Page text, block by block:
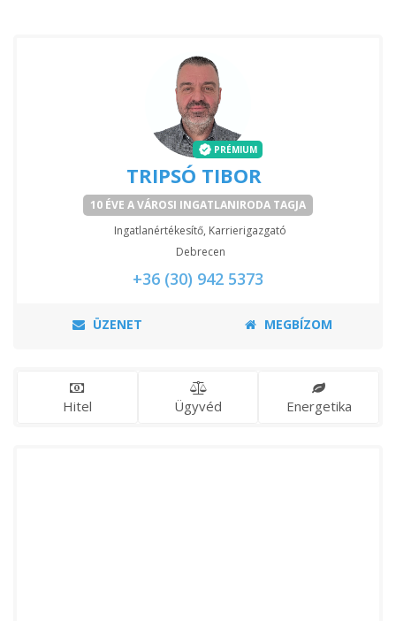
PRÉMIUM
TRIPSÓ TIBOR
10 ÉVE A VÁROSI INGATLANIRODA TAGJA
Ingatlanértékesítő, Karrierigazgató
Debrecen
+36 (30) 942 5373
ÜZENET MEGBÍZOM
Hitel Ügyvéd Energetika